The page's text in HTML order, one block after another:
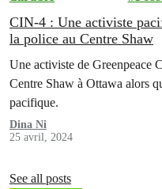
CIN-4 : Une activiste
la police au Centre Shaw
Une activiste de Greenpeace
Centre Shaw à Ottawa alors
pacifique.
Dina Ni
25 avril, 2024
See all posts